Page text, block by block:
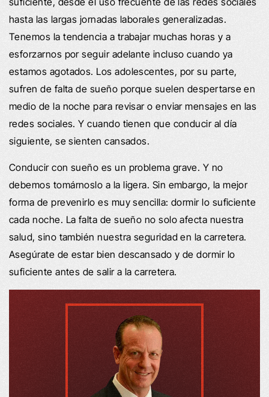
hasta las largas jornadas laborales generalizadas.
Tenemos la tendencia a trabajar muchas horas y a
esforzarnos por seguir adelante incluso cuando ya
estamos agotados. Los adolescentes, por su parte,
sufren de falta de sueño porque suelen despertarse en
medio de la noche para revisar o enviar mensajes en las
redes sociales. Y cuando tienen que conducir al día
siguiente, se sienten cansados.
Conducir con sueño es un problema grave. Y no
debemos tomárnoslo a la ligera. Sin embargo, la mejor
forma de prevenirlo es muy sencilla: dormir lo suficiente
cada noche. La falta de sueño no solo afecta nuestra
salud, sino también nuestra seguridad en la carretera.
Asegúrate de estar bien descansado y de dormir lo
suficiente antes de salir a la carretera.